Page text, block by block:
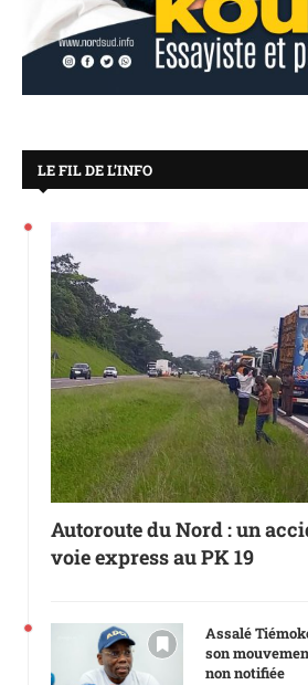
LE FIL DE L’INFO
Autoroute du Nord : un
voie express au PK 19
Assalé
son
non notifiée